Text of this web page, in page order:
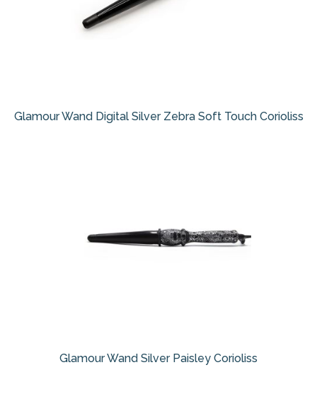
Glamour Wand Digital Silver Zebra Soft Touch Corioliss
Glamour Wand Silver Paisley Corioliss